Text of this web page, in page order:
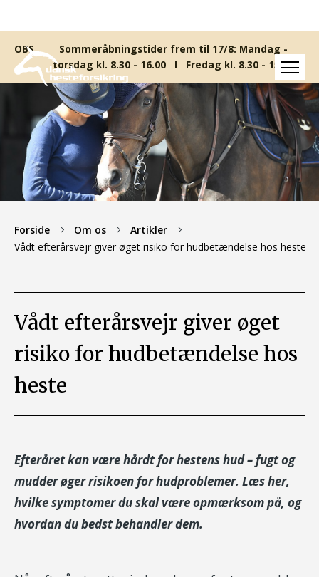
Sommeråbningstider frem til 17/8: Mandag -
torsdag kl. 8.30 - 16.00 I Fredag kl. 8.30 - 15.00
Forside Om os
Artikler
Vådt efterårsvejr giver øget risiko for hudbetændelse hos heste
Vådt efterårsvejr giver øget
risiko for hudbetændelse hos
heste
Efteråret kan være hårdt for hestens hud – fugt og
mudder øger risikoen for hudproblemer. Læs her,
hvilke symptomer du skal være opmærksom på, og
hvordan du bedst behandler dem.